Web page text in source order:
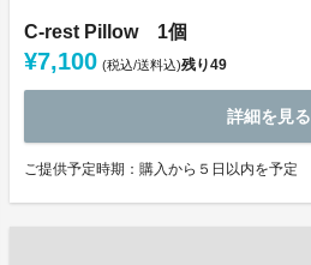
C-rest Pillow 1個
¥7,100 (税込/送料込)残り49
詳細を見る
ご提供予定時期：購入から５日以内を予定